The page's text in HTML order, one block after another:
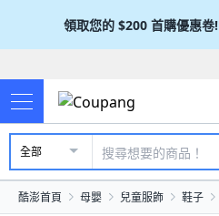
領取您的 $200 首購優惠卷!
全部
酷澎首頁 母嬰 兒童服飾 鞋子